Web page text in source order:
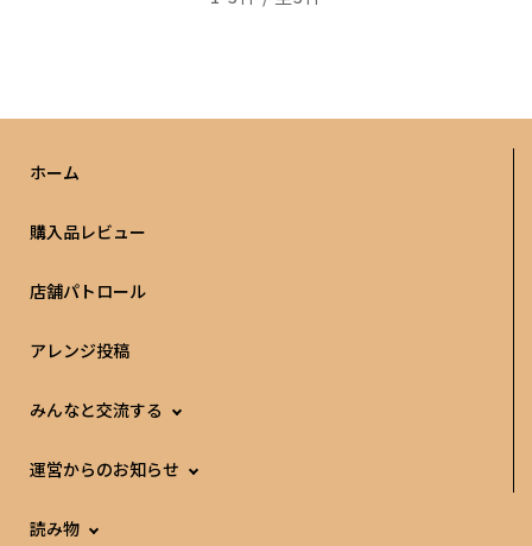
ホーム
購入品レビュー
店舗パトロール
アレンジ投稿
みんなと交流する
運営からのお知らせ
読み物